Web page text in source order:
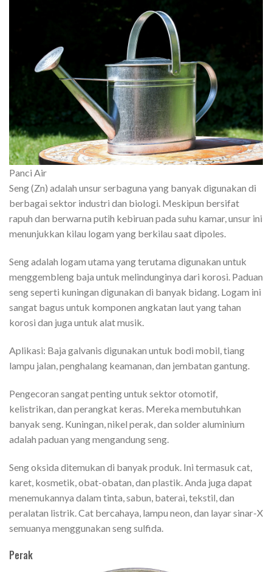
Panci Air
Seng (Zn) adalah unsur serbaguna yang banyak digunakan di
berbagai sektor industri dan biologi. Meskipun bersifat
rapuh dan berwarna putih kebiruan pada suhu kamar, unsur ini
menunjukkan kilau logam yang berkilau saat dipoles.
Seng adalah logam utama yang terutama digunakan untuk
menggembleng baja untuk melindunginya dari korosi. Paduan
seng seperti kuningan digunakan di banyak bidang. Logam ini
sangat bagus untuk komponen angkatan laut yang tahan
korosi dan juga untuk alat musik.
Aplikasi: Baja galvanis digunakan untuk bodi mobil, tiang
lampu jalan, penghalang keamanan, dan jembatan gantung.
Pengecoran sangat penting untuk sektor otomotif,
kelistrikan, dan perangkat keras. Mereka membutuhkan
banyak seng. Kuningan, nikel perak, dan solder aluminium
adalah paduan yang mengandung seng.
Seng oksida ditemukan di banyak produk. Ini termasuk cat,
karet, kosmetik, obat-obatan, dan plastik. Anda juga dapat
menemukannya dalam tinta, sabun, baterai, tekstil, dan
peralatan listrik. Cat bercahaya, lampu neon, dan layar sinar-X
semuanya menggunakan seng sulfida.
Perak